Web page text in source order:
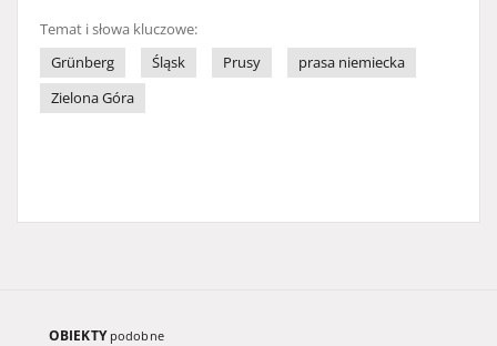
Temat i słowa kluczowe:
Grünberg
Śląsk Prusy
prasa niemiecka
Zielona Góra
OBIEKTY podobne